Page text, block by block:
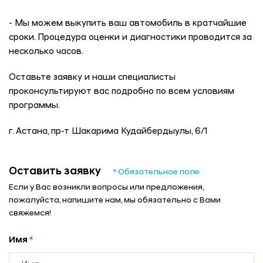
- Мы можем выкупить ваш автомобиль в кратчайшие
сроки. Процедура оценки и диагностики проводится за
несколько часов.
Оставьте заявку и наши специалисты
проконсультируют вас подробно по всем условиям
программы.
г. Астана, пр-т Шакарима Кудайбердыулы, 6/1
Оставить заявку
* Обязательное поле
Если у Вас возникли вопросы или предложения,
пожалуйста, напишите нам, мы обязательно с Вами
свяжемся!
Имя *